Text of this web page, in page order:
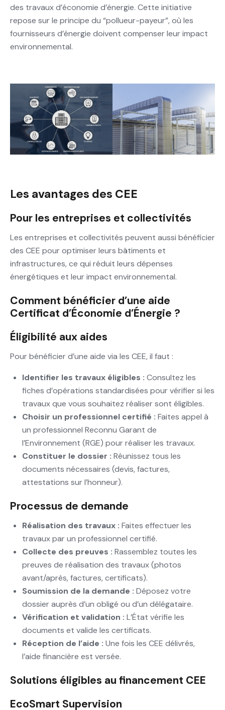
des travaux d’économie d’énergie. Cette initiative
repose sur le principe du “pollueur-payeur”, où les
fournisseurs d’énergie doivent compenser leur impact
environnemental.
Les avantages des CEE
Pour les entreprises et collectivités
Les entreprises et collectivités peuvent aussi bénéficier
des CEE pour optimiser leurs bâtiments et
infrastructures, ce qui réduit leurs dépenses
énergétiques et leur impact environnemental.
Comment bénéficier d’une aide
Certificat d’Économie d’Énergie ?
Éligibilité aux aides
Pour bénéficier d’une aide via les CEE, il faut :
Identifier les travaux éligibles : Consultez les
fiches d’opérations standardisées pour vérifier si les
travaux que vous souhaitez réaliser sont éligibles.
Choisir un professionnel certifié : Faites appel à
un professionnel Reconnu Garant de
l’Environnement (RGE) pour réaliser les travaux.
Constituer le dossier : Réunissez tous les
documents nécessaires (devis, factures,
attestations sur l’honneur).
Processus de demande
Réalisation des travaux : Faites effectuer les
travaux par un professionnel certifié.
Collecte des preuves : Rassemblez toutes les
preuves de réalisation des travaux (photos
avant/après, factures, certificats).
Soumission de la demande : Déposez votre
dossier auprès d’un obligé ou d’un délégataire.
Vérification et validation : L’État vérifie les
documents et valide les certificats.
Réception de l’aide : Une fois les CEE délivrés,
l’aide financière est versée.
Solutions éligibles au financement CEE
EcoSmart Supervision